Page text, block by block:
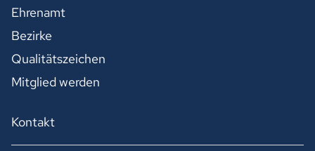
Ehrenamt
Bezirke
Qualitätszeichen
Mitglied werden
Kontakt